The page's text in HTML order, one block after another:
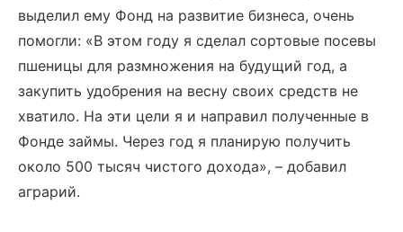
выделил ему Фонд на развитие бизнеса, очень
помогли: «В этом году я сделал сортовые посевы
пшеницы для размножения на будущий год, а
закупить удобрения на весну своих средств не
хватило. На эти цели я и направил полученные в
Фонде займы. Через год я планирую получить
около 500 тысяч чистого дохода», – добавил
аграрий.